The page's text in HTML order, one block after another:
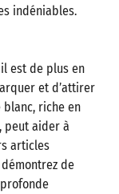
indéniables.
est de plus en
et d’attirer
riche en
peut aider à
articles
de